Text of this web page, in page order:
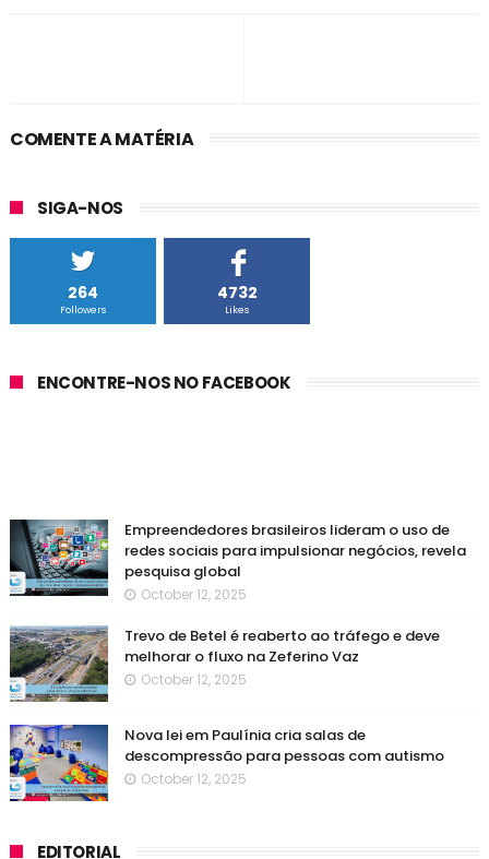
COMENTE A MATÉRIA
SIGA-NOS
264
Followers
4732
Likes
ENCONTRE-NOS NO FACEBOOK
Empreendedores brasileiros lideram o uso de
redes sociais para impulsionar negócios, revela
pesquisa global
October 12, 2025
Trevo de Betel é reaberto ao tráfego e deve
melhorar o fluxo na Zeferino Vaz
October 12, 2025
Nova lei em Paulínia cria salas de
descompressão para pessoas com autismo
October 12, 2025
EDITORIAL